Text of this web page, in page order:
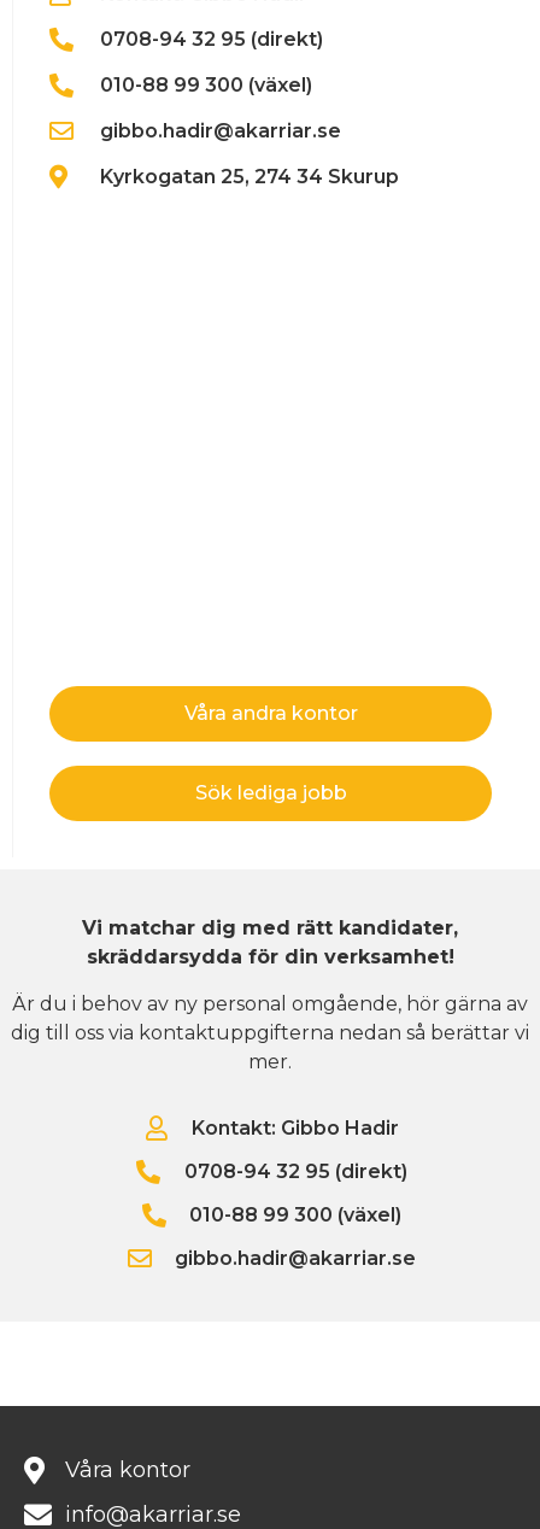
0708-94 32 95 (direkt)
010-88 99 300 (växel)
gibbo.hadir@akarriar.se
Kyrkogatan 25, 274 34 Skurup
Våra andra kontor
Sök lediga jobb
Vi matchar dig med rätt kandidater,
skräddarsydda för din verksamhet!
Är du i behov av ny personal omgående, hör gärna av
dig till oss via kontaktuppgifterna nedan så berättar vi
mer.
Kontakt: Gibbo Hadir
0708-94 32 95 (direkt)
010-88 99 300 (växel)
gibbo.hadir@akarriar.se
Våra kontor
info@akarriar.se